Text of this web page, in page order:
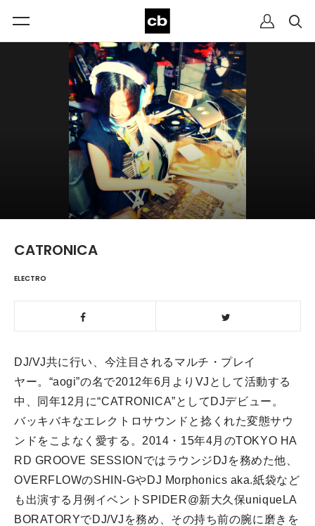
CATRONICA
ELECTRO
DJ/VJ共に行い、今注目されるマルチ・プレイ
ヤー。 “aogi”の名で2012年6月よりVJとして活動する
中、
同年12月に“CATRONICA”としてDJデビュー。
バッキバキなエレクトロサウンドと捻くれた変態サウ
ンドをこよな く愛する。 2014・15年4月のTOKYO HA
RD GROOVE SESSIONではラウンジDJを務めた他、
OVERFLOWのSHIN-GやDJ Morphonics aka.紙袋など
も出演する月例イベントSPIDER@新大久保uniqueLA
BORATORYでDJ/VJを務め、 その持ち前の腕に磨きを